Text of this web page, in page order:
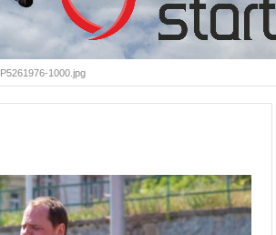
P5261976-1000.jpg